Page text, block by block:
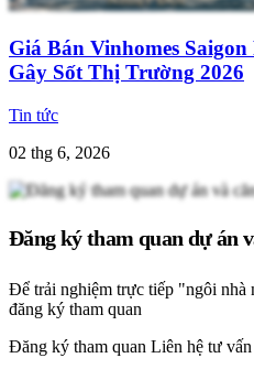
Giá Bán Vinhomes
Gây Sốt Thị Trường 2026
Tin tức
02 thg 6, 2026
Đăng ký tham quan dự án
Để trải nghiệm trực tiếp "ngôi nhà
đăng ký tham quan
Đăng ký tham quan Liên hệ tư vấn